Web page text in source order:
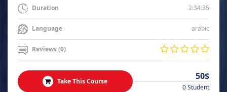
Duration 2:34:35
Language arabic
Reviews (0)
Take This Course 50$
0 Student